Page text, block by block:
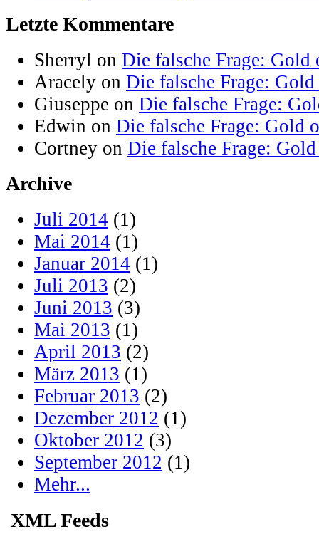
Letzte Kommentare
Sherryl on Die falsche Frage: Gold
Aracely on Die falsche Frage:
Giuseppe on Die falsche Frage:
Edwin on Die falsche Frage: Gold
Cortney on Die falsche Frage:
Archive
Juli 2014 (1)
Mai 2014 (1)
Januar 2014 (1)
Juli 2013 (2)
Juni 2013 (3)
Mai 2013 (1)
April 2013 (2)
März 2013 (1)
Februar 2013 (2)
Dezember 2012 (1)
Oktober 2012 (3)
September 2012 (1)
Mehr...
XML Feeds